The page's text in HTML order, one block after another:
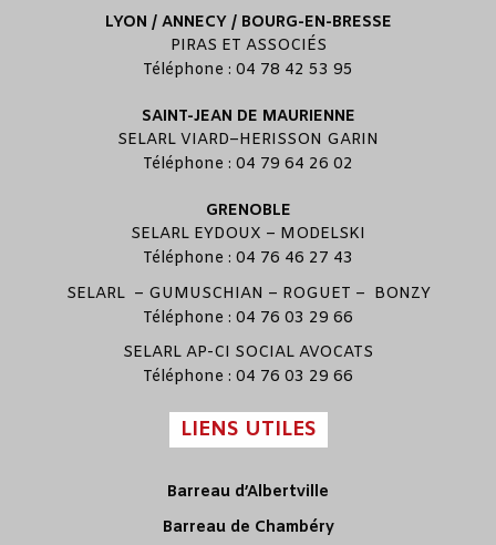
LYON / ANNECY / BOURG-EN-BRESSE
PIRAS ET ASSOCIÉS
Téléphone : 04 78 42 53 95
SAINT-JEAN DE MAURIENNE
SELARL VIARD–HERISSON GARIN
Téléphone : 04 79 64 26 02
GRENOBLE
SELARL EYDOUX – MODELSKI
Téléphone : 04 76 46 27 43
SELARL – GUMUSCHIAN – ROGUET – BONZY
Téléphone : 04 76 03 29 66
SELARL AP-CI SOCIAL AVOCATS
Téléphone : 04 76 03 29 66
LIENS UTILES
Barreau d’Albertville
Barreau de Chambéry